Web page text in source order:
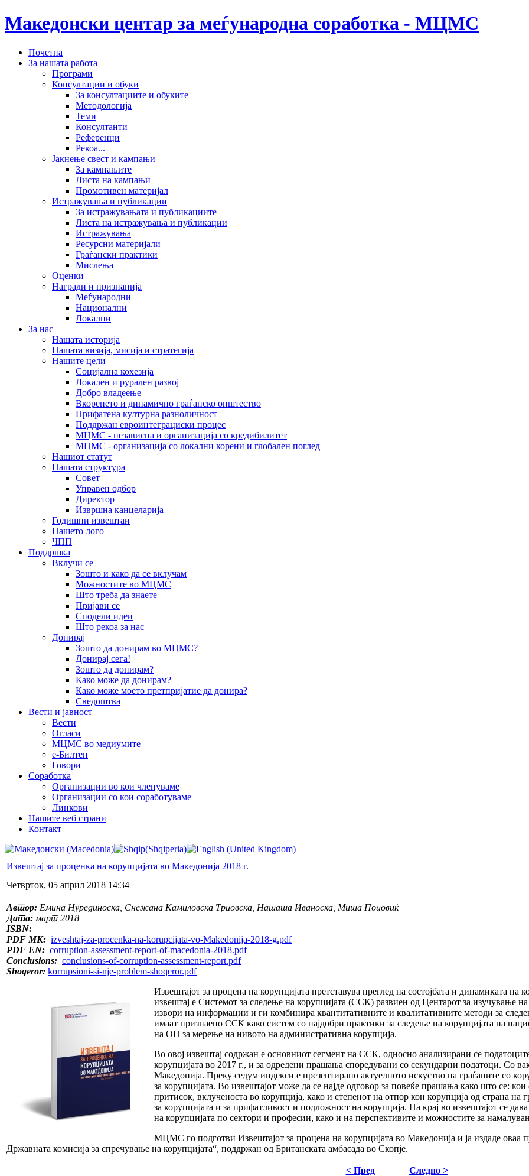
Македонски центар за меѓународна соработка - МЦМС
Почетна
За нашата работа
Програми
Консултации и обуки
За консултациите и обуките
Методологија
Теми
Консултанти
Референци
Рекоа...
Јакнење свест и кампањи
За кампањите
Листа на кампањи
Промотивен материјал
Истражувања и публикации
За истражувањата и публикациите
Листа на истражувања и публикации
Истражувања
Ресурсни материјали
Граѓански практики
Мислења
Оценки
Награди и признанија
Меѓународни
Национални
Локални
За нас
Нашата историја
Нашата визија, мисија и стратегија
Нашите цели
Социјална кохезија
Локален и рурален развој
Добро владеење
Вкоренето и динамично граѓанско општество
Прифатена културна разноличност
Поддржан евроинтеграциски процес
МЦМС - независна и организација со кредибилитет
МЦМС - организација со локални корени и глобален поглед
Нашиот статут
Нашата структура
Совет
Управен одбор
Директор
Извршна канцеларија
Годишни извештаи
Нашето лого
ЧПП
Поддршка
Вклучи се
Зошто и како да се вклучам
Можностите во МЦМС
Што треба да знаете
Пријави се
Сподели идеи
Што рекоа за нас
Донирај
Зошто да донирам во МЦМС?
Донирај сега!
Зошто да донирам?
Како може да донирам?
Како може моето претпријатие да донира?
Сведоштва
Вести и јавност
Вести
Огласи
МЦМС во медиумите
е-Билтен
Говори
Соработка
Организации во кои членуваме
Организации со кои соработуваме
Линкови
Нашите веб страни
Контакт
Извештај за проценка на корупцијата во Македонија 2018 г.
Четврток, 05 април 2018 14:34
Автор: Емина Нурединоска, Снежана Камиловска Трповска, Наташа Иваноска, Миша Поповиќ
Дата: март 2018
ISBN:
PDF MK: izveshtaj-za-procenka-na-korupcijata-vo-Makedonija-2018-g.pdf
PDF EN: corruption-assessment-report-of-macedonia-2018.pdf
Conclusions: conclusions-of-corruption-assessment-report.pdf
Shoqeror: korrupsioni-si-nje-problem-shoqeror.pdf
Извештајот за процена на корупцијата претставува преглед на состојбата и динамиката
извештај е Системот за следење на корупцијата (ССК) развиен од Центарот за изучување
извори на информации и ги комбинира квантитативните и квалитативните методи за
имаат признаено ССК како систем со најдобри практики за следење на корупцијата на
на ОН за мерење на нивото на административна корупција.
Во овој извештај содржан е основниот сегмент на ССК, односно анализирани се
корупцијата во 2017 г., и за одредени прашања споредувани со секундарни податоци. Со
Македонија. Преку седум индекси е презентирано актуелното искуство на граѓаните со
за корупцијата. Во извештајот може да се најде одговор за повеќе прашања како што се:
притисок, вклученоста во корупција, како и степенот на отпор кон корупција од страна на
за корупцијата и за прифатливост и подложност на корупција. На крај во извештајот се
на корупцијата по сектори и професии, како и на перспективите и можностите за
МЦМС го подготви Извештајот за процена на корупцијата во Македонија и ја издаде оваа
Државната комисија за спречување на корупцијата“, поддржан од Британската амбасада во Скопје.
< Пред Следно >